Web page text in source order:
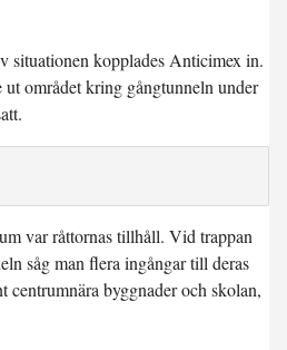
situationen kopplades Anticimex in.
området kring gångtunneln under
var råttornas tillhåll. Vid trappan
såg man flera ingångar till deras
centrumnära byggnader och skolan,